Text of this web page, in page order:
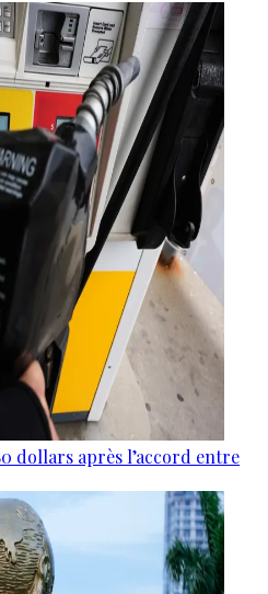
dollars après l’accord entre